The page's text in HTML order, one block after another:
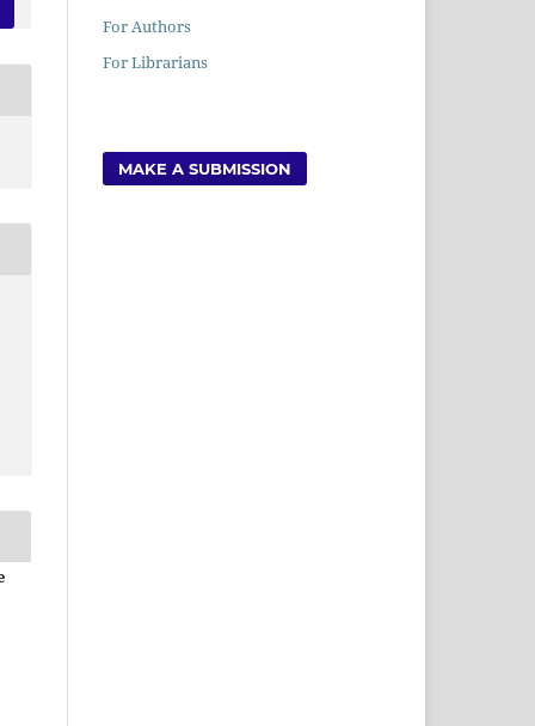
For Authors
For Librarians
MAKE A SUBMISSION